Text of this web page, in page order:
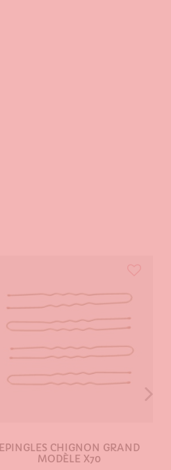
EPINGLES CHIGNON GRAND
MODÈLE X70